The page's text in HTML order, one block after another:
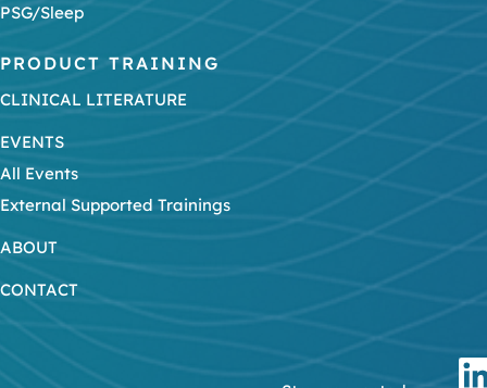
PSG/Sleep
PRODUCT TRAINING
CLINICAL LITERATURE
EVENTS
All Events
External Supported Trainings
ABOUT
CONTACT